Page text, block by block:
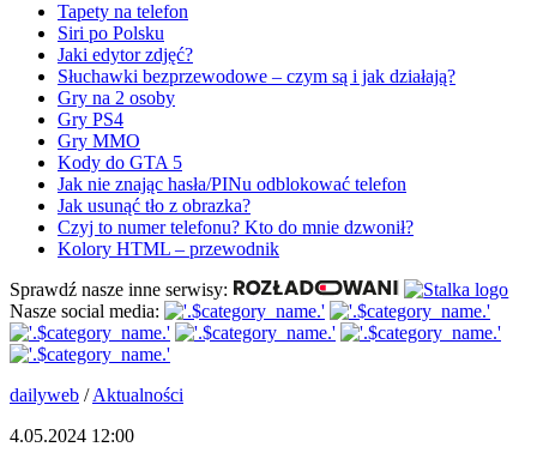
Tapety na telefon
Siri po Polsku
Jaki edytor zdjęć?
Słuchawki bezprzewodowe – czym są i jak działają?
Gry na 2 osoby
Gry PS4
Gry MMO
Kody do GTA 5
Jak nie znając hasła/PINu odblokować telefon
Jak usunąć tło z obrazka?
Czyj to numer telefonu? Kto do mnie dzwonił?
Kolory HTML – przewodnik
Sprawdź nasze inne serwisy:
Nasze social media:
dailyweb /Aktualności
4.05.2024 12:00